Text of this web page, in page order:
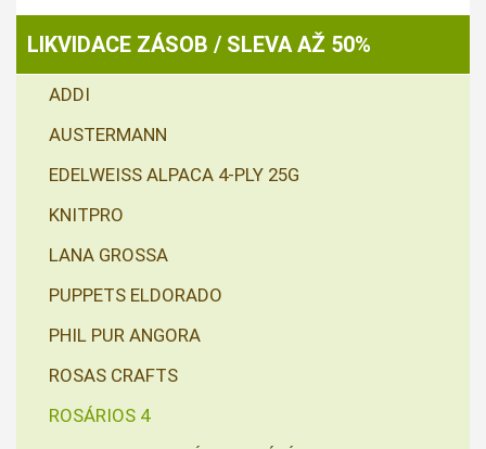
LIKVIDACE ZÁSOB / SLEVA AŽ 50%
ADDI
AUSTERMANN
EDELWEISS ALPACA 4-PLY 25G
KNITPRO
LANA GROSSA
PUPPETS ELDORADO
PHIL PUR ANGORA
ROSAS CRAFTS
ROSÁRIOS 4